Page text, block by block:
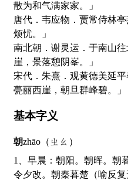
散为和气满家家。」
唐代．韦应物．贾常侍林
烦忧。」
南北朝．谢灵运．于南山
崖，景落憩阴峯。」
宋代．朱熹．观黄德美延
甍丽西崖，朝旦群峰碧。」
基本字义
朝zhāo（ㄓㄠ）
1、早晨：朝阳。朝晖。朝暮。朝霞。朝气。朝思暮想。朝
令夕改。朝秦暮楚（喻反复